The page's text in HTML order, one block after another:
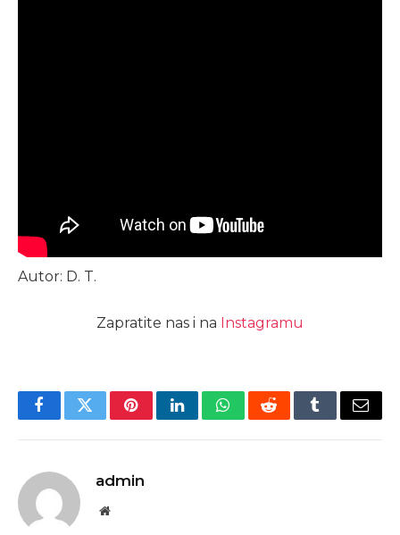
Autor: D. T.
Zapratite nas i na Instagramu
FacebookTwitterPinterestLinkedInWhatsAppRedditTumblrEmail
admin
Website